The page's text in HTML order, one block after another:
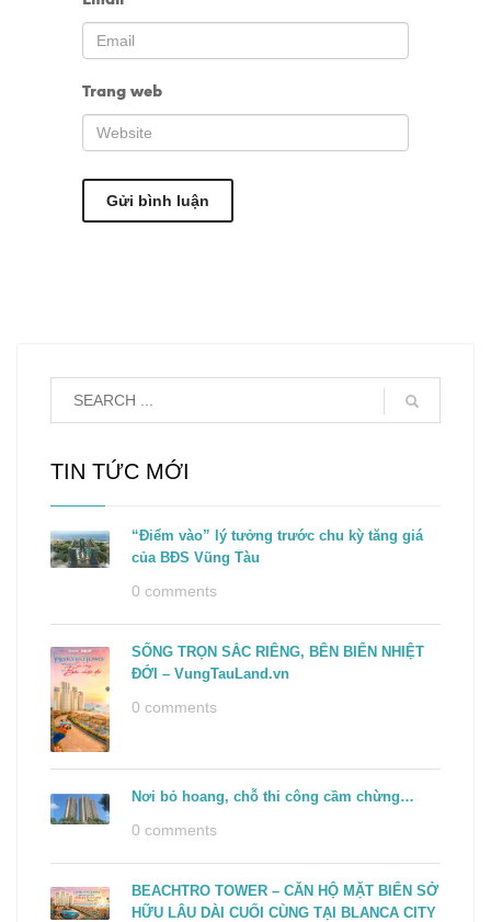
Trang web
TIN TỨC MỚI
“Điểm vào” lý tưởng trước chu kỳ tăng giá
của BĐS Vũng Tàu
0 comments
SỐNG TRỌN SẮC RIÊNG, BÊN BIỂN NHIỆT
ĐỚI – VungTauLand.vn
0 comments
Nơi bỏ hoang, chỗ thi công cầm chừng…
0 comments
BEACHTRO TOWER – CĂN HỘ MẶT BIỂN SỞ
HỮU LÂU DÀI CUỐI CÙNG TẠI BLANCA CITY